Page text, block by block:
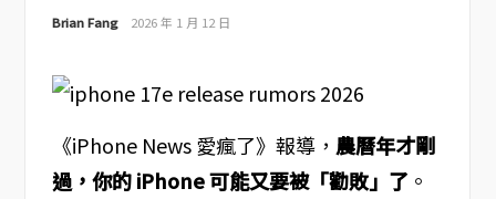
Brian Fang 2026 年 1 月 12 日
《iPhone News 愛瘋了》報導， 農曆年才剛
過，你的 iPhone 可能又要被「勸敗」了 。